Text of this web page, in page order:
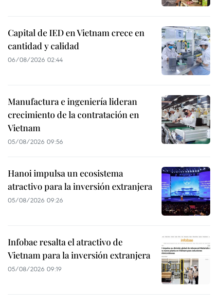
Capital de IED en Vietnam crece en
cantidad y calidad
06/08/2026 02:44
Manufactura e ingeniería lideran
crecimiento de la contratación en
Vietnam
05/08/2026 09:56
Hanoi impulsa un ecosistema
atractivo para la inversión extranjera
05/08/2026 09:26
Infobae resalta el atractivo de
Vietnam para la inversión extranjera
05/08/2026 09:19